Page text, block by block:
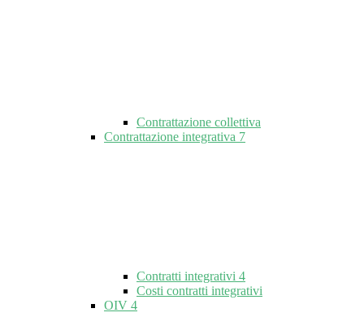
Contrattazione collettiva
Contrattazione integrativa 7
Contratti integrativi 4
Costi contratti integrativi
OIV 4